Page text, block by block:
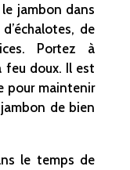
jambon dans
de
Portez à
feu doux. Il est
pour maintenir
de bien
le temps de